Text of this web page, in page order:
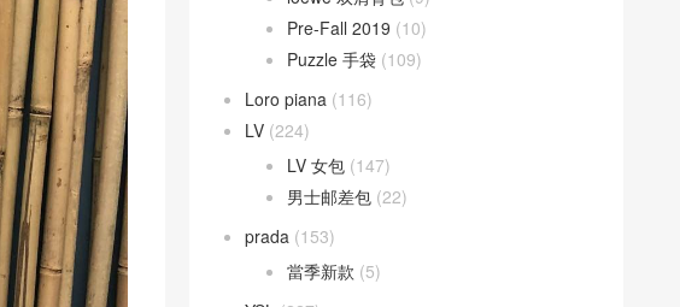
Pre-Fall 2019 (10)
Puzzle 手袋 (109)
Loro piana (116)
LV (224)
LV 女包 (147)
男士邮差包 (22)
prada (153)
當季新款 (5)